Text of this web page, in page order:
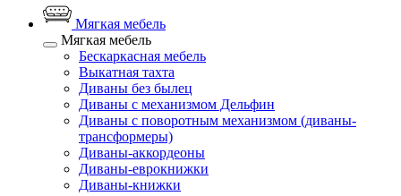
Мягкая мебель
Мягкая мебель
Бескаркасная мебель
Выкатная тахта
Диваны без былец
Диваны с механизмом Дельфин
Диваны с поворотным механизмом (диваны-
трансформеры)
Диваны-аккордеоны
Диваны-еврокнижки
Диваны-книжки